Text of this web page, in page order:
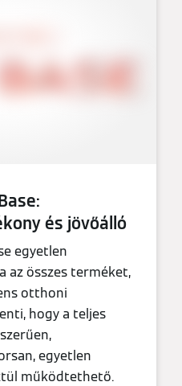
és jövőálló
egyetlen
az összes terméket,
otthoni
hogy a teljes
egyetlen
működtethető.